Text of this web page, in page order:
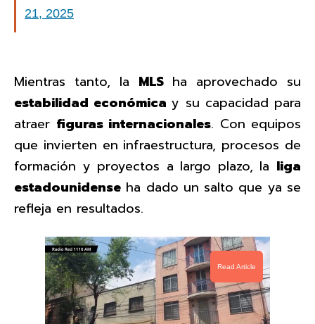
21, 2025
Mientras tanto, la MLSha aprovechado su
estabilidad económicay su capacidad para
atraer figuras internacionales. Con equipos
que invierten en infraestructura, procesos de
formación y proyectos a largo plazo, la liga
estadounidense ha dado un salto que ya se
refleja en resultados.
Read Article